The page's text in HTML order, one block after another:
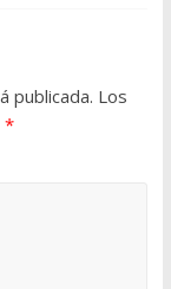
publicada. Los
*